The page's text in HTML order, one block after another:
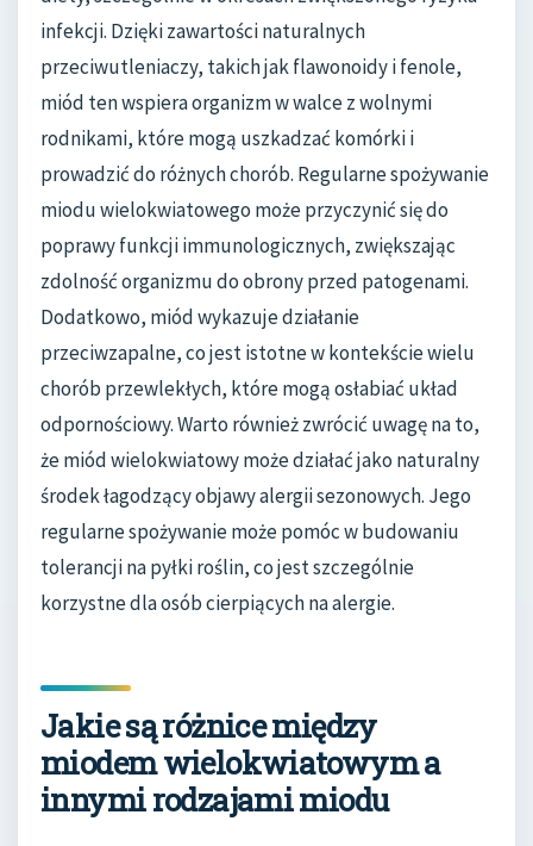
infekcji. Dzięki zawartości naturalnych
przeciwutleniaczy, takich jak flawonoidy i fenole,
miód ten wspiera organizm w walce z wolnymi
rodnikami, które mogą uszkadzać komórki i
prowadzić do różnych chorób. Regularne spożywanie
miodu wielokwiatowego może przyczynić się do
poprawy funkcji immunologicznych, zwiększając
zdolność organizmu do obrony przed patogenami.
Dodatkowo, miód wykazuje działanie
przeciwzapalne, co jest istotne w kontekście wielu
chorób przewlekłych, które mogą osłabiać układ
odpornościowy. Warto również zwrócić uwagę na to,
że miód wielokwiatowy może działać jako naturalny
środek łagodzący objawy alergii sezonowych. Jego
regularne spożywanie może pomóc w budowaniu
tolerancji na pyłki roślin, co jest szczególnie
korzystne dla osób cierpiących na alergie.
Jakie są różnice między
miodem wielokwiatowym a
innymi rodzajami miodu